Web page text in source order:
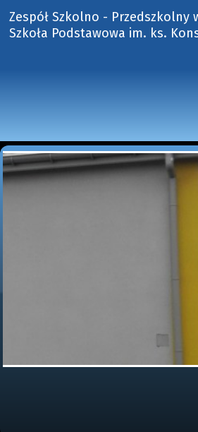
Zespół Szkolno - Przedszkolny
Szkoła Podstawowa im. ks.